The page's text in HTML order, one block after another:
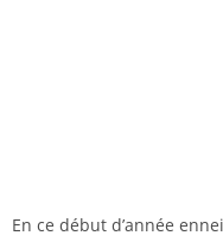
En ce début d’année